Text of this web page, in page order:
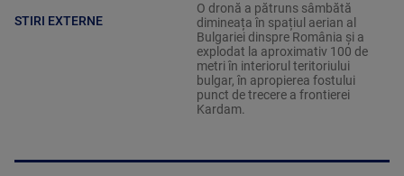
STIRI EXTERNE
O dronă a pătruns sâmbătă
dimineața în spațiul aerian al
Bulgariei dinspre România și a
explodat la aproximativ 100 de
metri în interiorul teritoriului
bulgar, în apropierea fostului
punct de trecere a frontierei
Kardam.